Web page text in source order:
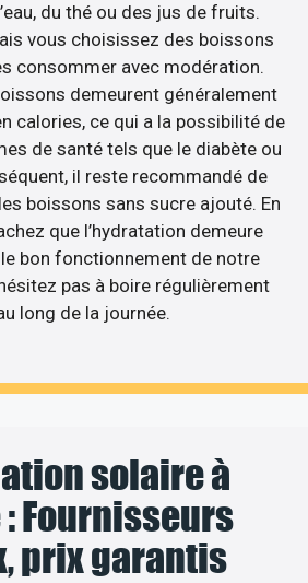
du thé ou des jus de fruits.
vous choisissez des boissons
consommer avec modération.
demeurent généralement
calories, ce qui a la possibilité de
de santé tels que le diabète ou
il reste recommandé de
boissons sans sucre ajouté. En
que l’hydratation demeure
bon fonctionnement de notre
pas à boire régulièrement
long de la journée.
solaire à
Fournisseurs
prix garantis